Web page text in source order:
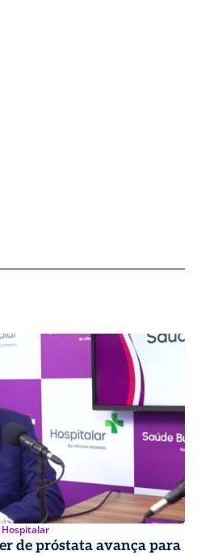
Hospitalar
de próstata avança para